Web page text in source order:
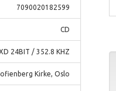
7090020182599
CD
24BIT / 352.8 KHZ
Kirke, Oslo